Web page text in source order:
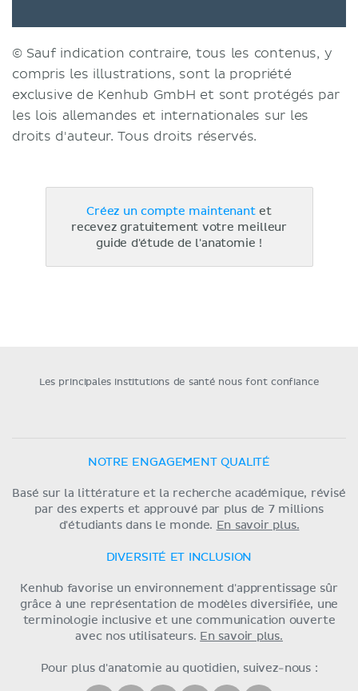
© Sauf indication contraire, tous les contenus, y
compris les illustrations, sont la propriété
exclusive de Kenhub GmbH et sont protégés par
les lois allemandes et internationales sur les
droits d'auteur. Tous droits réservés.
Créez un compte maintenantet
recevez gratuitement votre meilleur
guide d'étude de l'anatomie !
Les principales institutions de santé nous font confiance
NOTRE ENGAGEMENT QUALITÉ
Basé sur la littérature et la recherche académique, révisé
par des experts et approuvé par plus de 7 millions
d'étudiants dans le monde. En savoir plus.
DIVERSITÉ ET INCLUSION
Kenhub favorise un environnement d'apprentissage sûr
grâce à une représentation de modèles diversifiée, une
terminologie inclusive et une communication ouverte
avec nos utilisateurs. En savoir plus.
Pour plus d'anatomie au quotidien, suivez-nous :